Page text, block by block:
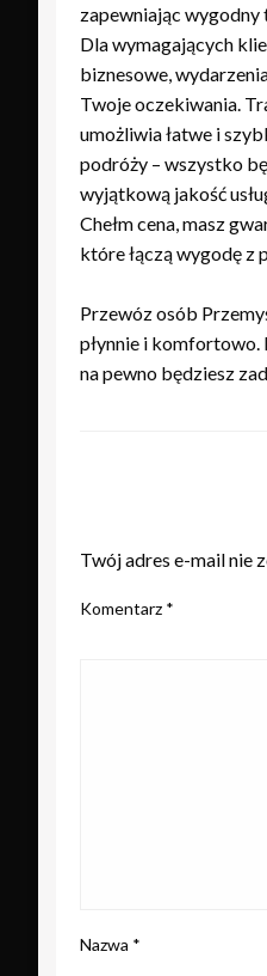
zapewniając wygodny
Dla wymagających
biznesowe,
Twoje oczekiwania.
umożliwia łatwe i
podróży – wszystko
wyjątkową jakość
Chełm cena, masz
które łączą wygodę z
Przewóz osób
płynnie i komfortowo.
na pewno będziesz
Twój adres e-mail nie
Komentarz *
Nazwa *